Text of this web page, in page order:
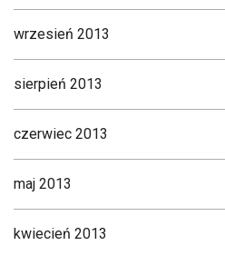
wrzesień 2013
sierpień 2013
czerwiec 2013
maj 2013
kwiecień 2013